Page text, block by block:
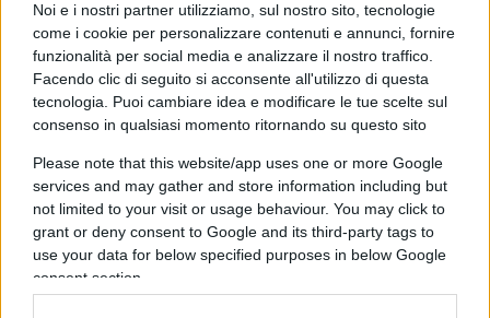
Noi e i nostri partner utilizziamo, sul nostro sito, tecnologie
come i cookie per personalizzare contenuti e annunci, fornire
funzionalità per social media e analizzare il nostro traffico.
Facendo clic di seguito si acconsente all'utilizzo di questa
tecnologia. Puoi cambiare idea e modificare le tue scelte sul
consenso in qualsiasi momento ritornando su questo sito
Please note that this website/app uses one or more Google
services and may gather and store information including but
not limited to your visit or usage behaviour. You may click to
grant or deny consent to Google and its third-party tags to
use your data for below specified purposes in below Google
consent section.
Israele sabato 7 ottobre”. Secondo Beirut Osama
Hamdan, rappresentante di Hamas in Libano,
tuttavia, “Hamas e le Brigate Izzeddin al Qassam
hanno il controllo della situazione operativa e di
combattimento nella Striscia di Gaza e rispondono
agli attacchi del nemico 24 ore su 24, seguendo i
piani di difesa preparati attentamente”.
Video
Player